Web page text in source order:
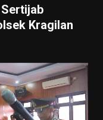
Kragilan